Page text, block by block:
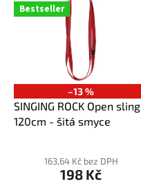
Bestseller
–13 %
SINGING ROCK Open sling
120cm - šitá smyce
hodnocení163,64 Kč bez DPH
198 Kč